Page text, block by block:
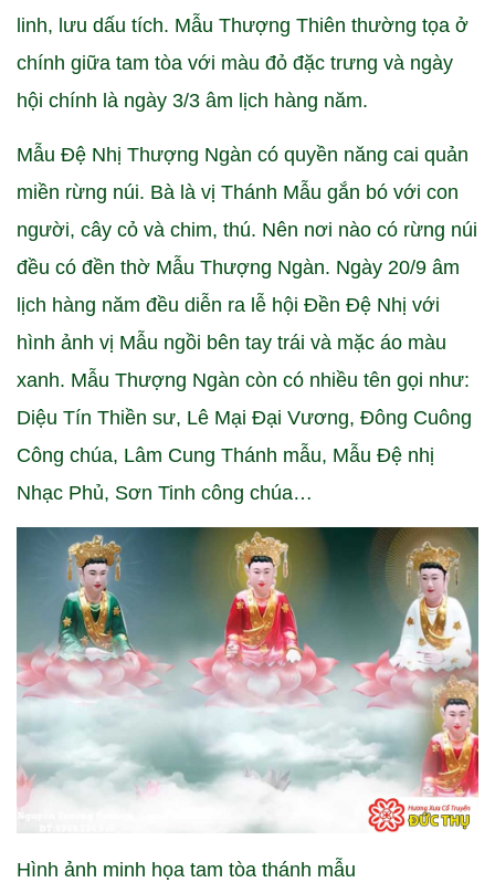
linh, lưu dấu tích. Mẫu Thượng Thiên thường tọa ở
chính giữa tam tòa với màu đỏ đặc trưng và ngày
hội chính là ngày 3/3 âm lịch hàng năm.
Mẫu Đệ Nhị Thượng Ngàn có quyền năng cai quản
miền rừng núi. Bà là vị Thánh Mẫu gắn bó với con
người, cây cỏ và chim, thú. Nên nơi nào có rừng núi
đều có đền thờ Mẫu Thượng Ngàn. Ngày 20/9 âm
lịch hàng năm đều diễn ra lễ hội Đền Đệ Nhị với
hình ảnh vị Mẫu ngồi bên tay trái và mặc áo màu
xanh. Mẫu Thượng Ngàn còn có nhiều tên gọi như:
Diệu Tín Thiền sư, Lê Mại Đại Vương, Đông Cuông
Công chúa, Lâm Cung Thánh mẫu, Mẫu Đệ nhị
Nhạc Phủ, Sơn Tinh công chúa…
Hình ảnh minh họa tam tòa thánh mẫu